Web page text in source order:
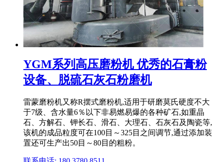
YGM系列高压磨粉机 优秀的石膏粉
设备、脱硫石灰石粉磨机
雷蒙磨粉机又称R摆式磨粉机,适用于研磨莫氏硬度不大
于7级、含水量6％以下非易燃易爆的各种矿石,如重晶
石、方解石、钾长石、滑石、大理石、石灰石及陶瓷等,
该机的成品粒度可在100目～325目之间调节,通过添加装
置还可生产出50目～80目的粗粉。